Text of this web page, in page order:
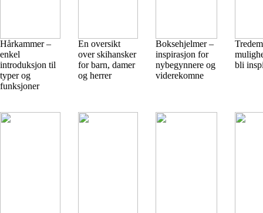
Hårkammer –
enkel
introduksjon til
typer og
funksjoner
En oversikt
over skihansker
for barn, damer
og herrer
Boksehjelmer –
inspirasjon for
nybegynnere og
viderekomne
bli